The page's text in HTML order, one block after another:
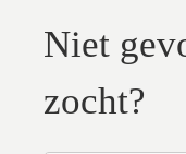
Niet
zocht?